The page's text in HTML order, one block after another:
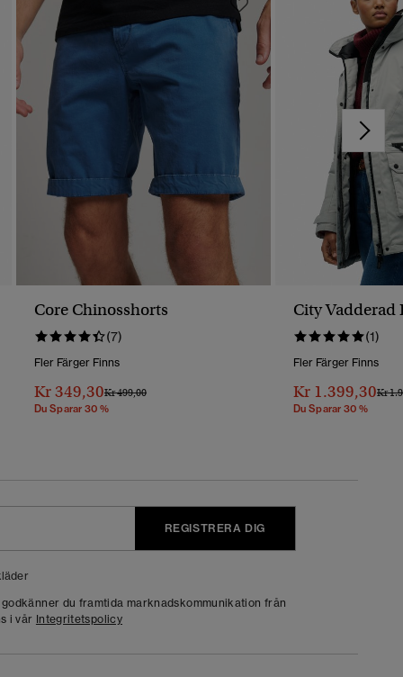
Core Chinosshorts
(7)
Fler Färger Finns
Kr 349,30Pris Reducerat Från
Kr 499,00Till
Du Sparar 30 %
City Vadderad
(1)
Fler Färger Finns
Kr 1.399,30Pris
Kr
Du Sparar 30 %
REGISTRERA DIG
du framtida marknadskommunikation från
i vår Integritetspolicy